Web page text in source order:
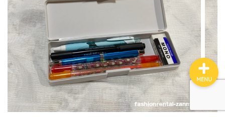
MENU
利用シーン別おすすめ